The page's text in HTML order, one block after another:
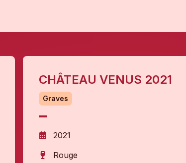
CHÂTEAU VENUS 2021
Graves
2021
Rouge